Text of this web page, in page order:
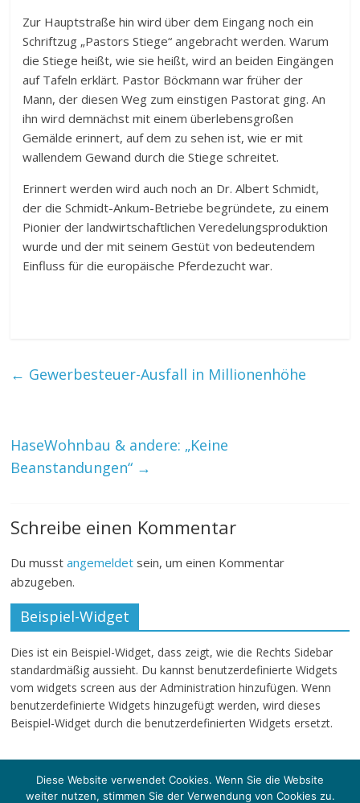
Zur Hauptstraße hin wird über dem Eingang noch ein
Schriftzug „Pastors Stiege“ angebracht werden. Warum
die Stiege heißt, wie sie heißt, wird an beiden Eingängen
auf Tafeln erklärt. Pastor Böckmann war früher der
Mann, der diesen Weg zum einstigen Pastorat ging. An
ihn wird demnächst mit einem überlebensgroßen
Gemälde erinnert, auf dem zu sehen ist, wie er mit
wallendem Gewand durch die Stiege schreitet.
Erinnert werden wird auch noch an Dr. Albert Schmidt,
der die Schmidt-Ankum-Betriebe begründete, zu einem
Pionier der landwirtschaftlichen Veredelungsproduktion
wurde und der mit seinem Gestüt von bedeutendem
Einfluss für die europäische Pferdezucht war.
← Gewerbesteuer-Ausfall in Millionenhöhe
HaseWohnbau & andere: „Keine
Beanstandungen“ →
Schreibe einen Kommentar
Du musstangemeldet sein, um einen Kommentar
abzugeben.
Beispiel-Widget
Dies ist ein Beispiel-Widget, dass zeigt, wie die Rechts Sidebar
standardmäßig aussieht. Du kannst benutzerdefinierte Widgets
vom widgets screen aus der Administration hinzufügen. Wenn
benutzerdefinierte Widgets hinzugefügt werden, wird dieses
Beispiel-Widget durch die benutzerdefinierten Widgets ersetzt.
Diese Website verwendet Cookies. Wenn Sie die Website
weiter nutzen, stimmen Sie der Verwendung von Cookies zu.